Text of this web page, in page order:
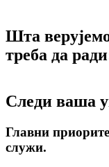
Шта
треба да
Следи ваша
Главни
служи.